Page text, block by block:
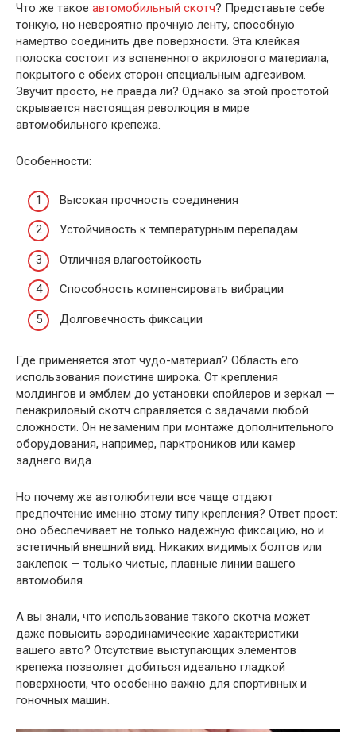
Что же такое автомобильный скотч? Представьте себе
тонкую, но невероятно прочную ленту, способную
намертво соединить две поверхности. Эта клейкая
полоска состоит из вспененного акрилового материала,
покрытого с обеих сторон специальным адгезивом.
Звучит просто, не правда ли? Однако за этой простотой
скрывается настоящая революция в мире
автомобильного крепежа.
Особенности:
Высокая прочность соединения
Устойчивость к температурным перепадам
Отличная влагостойкость
Способность компенсировать вибрации
Долговечность фиксации
Где применяется этот чудо-материал? Область его
использования поистине широка. От крепления
молдингов и эмблем до установки спойлеров и зеркал —
пенакриловый скотч справляется с задачами любой
сложности. Он незаменим при монтаже дополнительного
оборудования, например, парктроников или камер
заднего вида.
Но почему же автолюбители все чаще отдают
предпочтение именно этому типу крепления? Ответ прост:
оно обеспечивает не только надежную фиксацию, но и
эстетичный внешний вид. Никаких видимых болтов или
заклепок — только чистые, плавные линии вашего
автомобиля.
А вы знали, что использование такого скотча может
даже повысить аэродинамические характеристики
вашего авто? Отсутствие выступающих элементов
крепежа позволяет добиться идеально гладкой
поверхности, что особенно важно для спортивных и
гоночных машин.